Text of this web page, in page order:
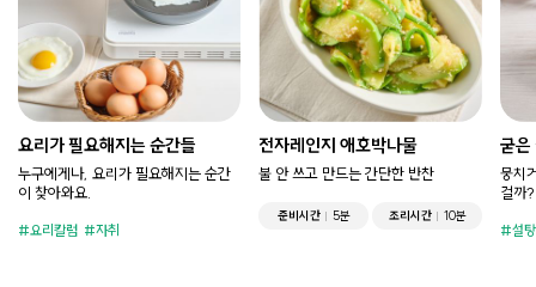
요리가 필요해지는 순간들
누구에게나, 요리가 필요해지는 순간
이 찾아와요.
요리칼럼 자취
전자레인지 애호박나물
불 안 쓰고 만드는 간단한 반찬
준비시간 5분 조리시간 10분
굳은
뭉치
걸까?
설탕